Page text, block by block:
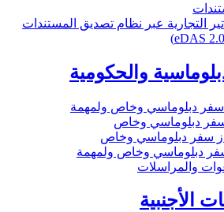
التجارية عبر نظام تصديق المستندات
والحكومية
سفر دبلوماسي وخاص ولمهمة
سفر دبلوماسي وخاص
سفر دبلوماسي وخاص
سفر دبلوماسي وخاص ولمهمة
والمراسلات
الأجنبية